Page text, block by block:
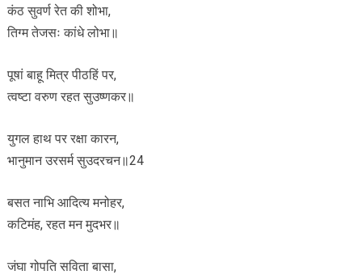
कंठ सुवर्ण रेत की शोभा,
तिग्म तेजसः कांधे लोभा॥
पूषां बाहू मित्र पीठहिं पर,
त्वष्टा वरुण रहत सुउष्णकर॥
युगल हाथ पर रक्षा कारन,
भानुमान उरसर्म सुउदरचन॥24
बसत नाभि आदित्य मनोहर,
कटिमंह, रहत मन मुदभर॥
जंघा गोपति सविता बासा,